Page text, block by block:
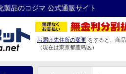
製品のコジマ 公式通販サイト
お届け先住所の変更 をすると、商
（現在は東京都豊島区）